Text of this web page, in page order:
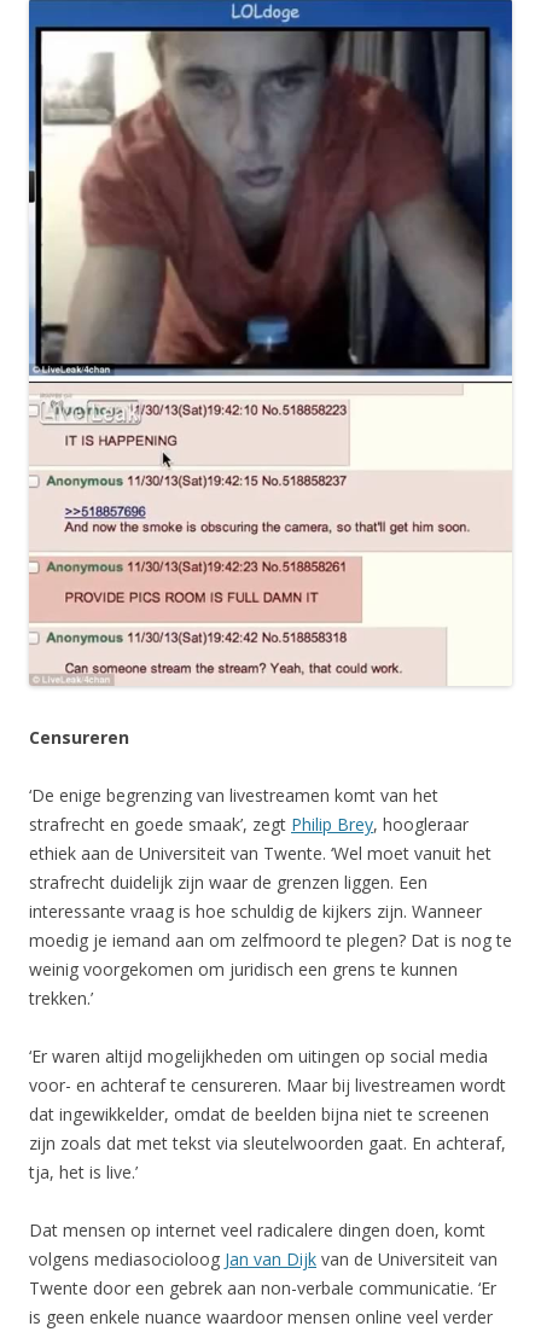
Censureren
‘De enige begrenzing van livestreamen komt van het
strafrecht en goede smaak’, zegt Philip Brey, hoogleraar
ethiek aan de Universiteit van Twente. ‘Wel moet vanuit het
strafrecht duidelijk zijn waar de grenzen liggen. Een
interessante vraag is hoe schuldig de kijkers zijn. Wanneer
moedig je iemand aan om zelfmoord te plegen? Dat is nog te
weinig voorgekomen om juridisch een grens te kunnen
trekken.’
‘Er waren altijd mogelijkheden om uitingen op social media
voor- en achteraf te censureren. Maar bij livestreamen wordt
dat ingewikkelder, omdat de beelden bijna niet te screenen
zijn zoals dat met tekst via sleutelwoorden gaat. En achteraf,
tja, het is live.’
Dat mensen op internet veel radicalere dingen doen, komt
volgens mediasocioloog Jan van Dijk van de Universiteit van
Twente door een gebrek aan non-verbale communicatie. ‘Er
is geen enkele nuance waardoor mensen online veel verder